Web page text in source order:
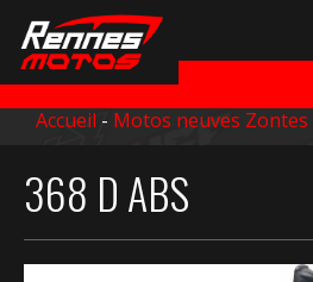
Accueil - Motos neuves Zontes
368 D ABS